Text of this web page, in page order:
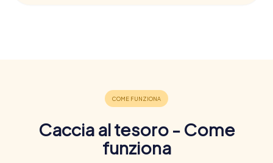
Caccia al tesoro - Come
funziona